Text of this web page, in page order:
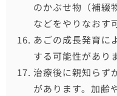
のかぶせ物（補綴
などをやりなおす
あごの成長発育に
する可能性があり
治療後に親知らず
があります。加齢